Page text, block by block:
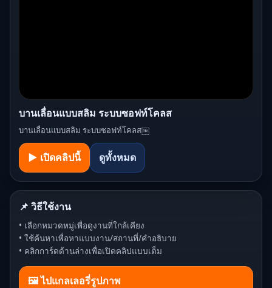
บานเลื่อนแบบสลิม ระบบซอฟท์โคลส
บานเลื่อนแบบสลิม ระบบซอฟท์โคลส￼
▶ เปิดคลิปนี้ ดูทั้งหมด
📌 วิธีใช้งาน
• เลือกหมวดหมู่เพื่อดูงานที่ใกล้เคียง
• ใช้ค้นหาเพื่อหาแบบงาน/สถานที่/คำอธิบาย
• คลิกการ์ดด้านล่างเพื่อเปิดคลิปแบบเต็ม
🖼️ ไปแกลเลอรี่รูปภาพ